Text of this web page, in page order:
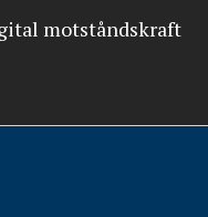
motståndskraft